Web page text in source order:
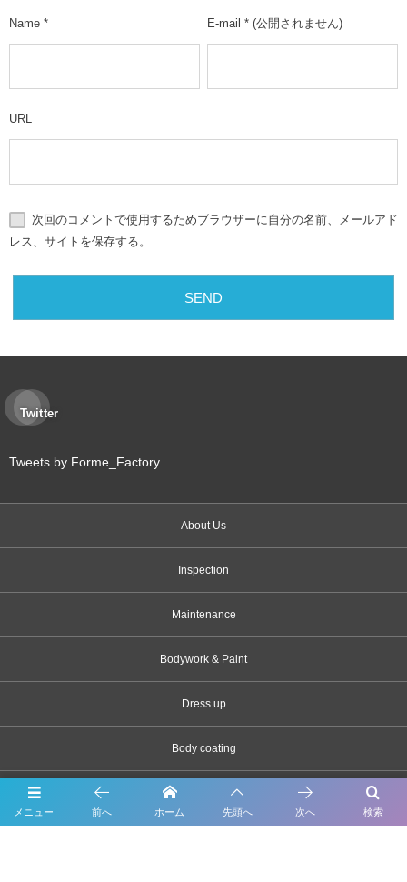
Name * E-mail * (公開されません)
URL
次回のコメントで使用するためブラウザーに自分の名前、メールアド
レス、サイトを保存する。
Twitter
Tweets by Forme_Factory
About Us
Inspection
Maintenance
Bodywork & Paint
Dress up
Body coating
メニュー 検索
前へ ホーム 先頭へ 次へ